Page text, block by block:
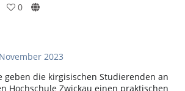
0
2023
geben die kirgisischen Studierenden an
Hochschule Zwickau einen praktischen